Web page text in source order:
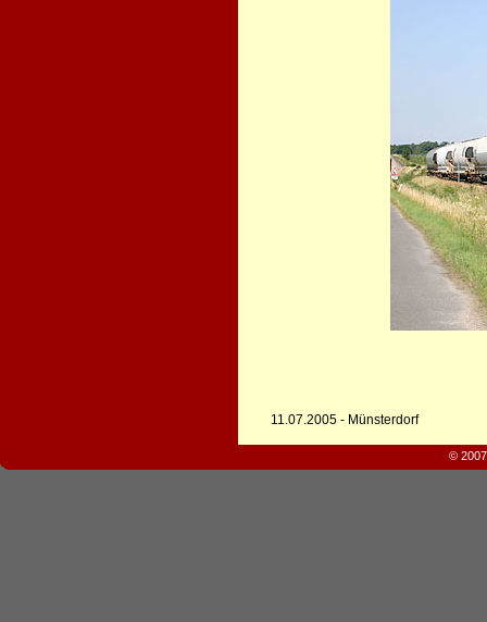
11.07.2005 - Münsterdorf
©